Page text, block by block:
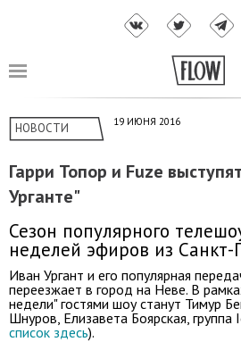
НОВОСТИ 19 ИЮНЯ 2016
Гарри Топор и Fuze
Урганте"
Сезон популярного
неделей эфиров из Санкт-
Иван Ургант и его популярная
переезжает в город на Неве. В
недели" гостями шоу станут Тимур
Шнуров, Елизавета Боярская, группа
список здесь).